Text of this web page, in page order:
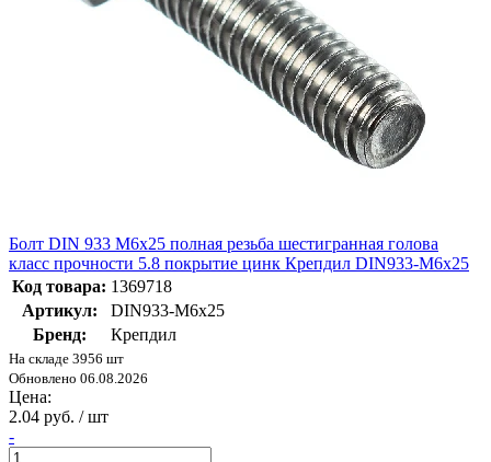
Болт DIN 933 М6х25 полная резьба шестигранная голова
класс прочности 5.8 покрытие цинк Крепдил DIN933-М6x25
Код товара: 1369718
Артикул:
DIN933-М6x25
Бренд:
Крепдил
На складе 3956 шт
Обновлено 06.08.2026
Цена:
2.04 руб. / шт
-